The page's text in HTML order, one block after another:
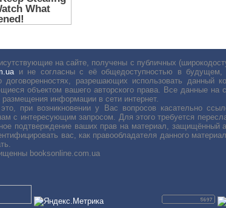
на сайте, получены с публичных
и не согласны с её общедоступностью в будущем,
договоренностях, разрешающих использовать данный
объектом вашего авторского права. Все данные на
информации в сети интернет.
при возникновении у Вас вопросов касательно
с интересующим запросом. Для этого требуется
подтверждение ваших прав на материал, защищённый
вас, как правообладателя данного
booksonline.com.ua